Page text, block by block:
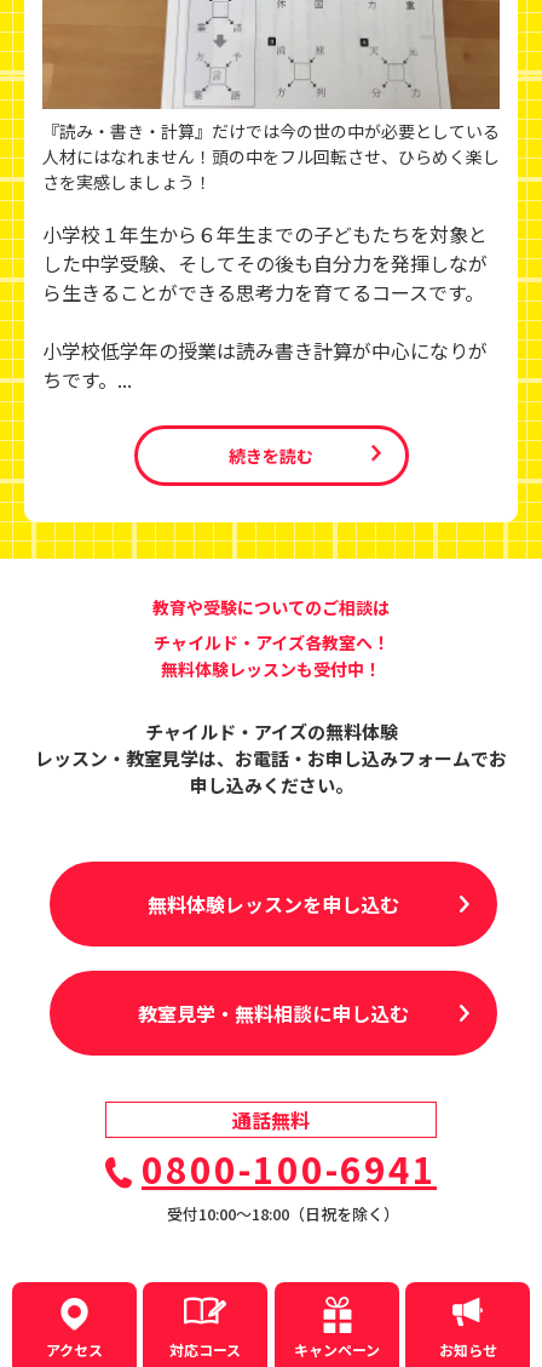
『読み・書き・計算』だけでは今の世の中が必要としている
人材にはなれません！頭の中をフル回転させ、ひらめく楽し
さを実感しましょう！
小学校１年生から６年生までの子どもたちを対象と
した中学受験、そしてその後も自分力を発揮しなが
ら生きることができる思考力を育てるコースです。
小学校低学年の授業は読み書き計算が中心になりが
ちです。...
続きを読む
教育や受験についてのご相談は
チャイルド・アイズ各教室へ！
無料体験レッスンも受付中！
チャイルド・アイズの無料体験
レッスン・教室見学は、 お電話・お申し込みフォームでお
申し込みください。
無料体験レッスンを申し込む
教室見学・無料相談に申し込む
通話無料
0800-100-6941
受付10:00〜18:00（日祝を除く）
アクセス 対応コース キャンペーン お知らせ